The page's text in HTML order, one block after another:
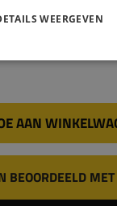
AAN
BEOORDEELD
WEERGEVEN